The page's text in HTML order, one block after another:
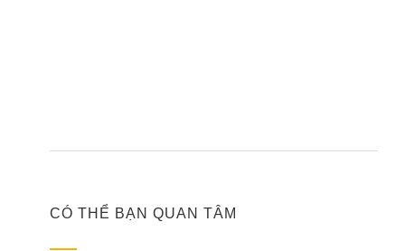
CÓ THỂ BẠN QUAN TÂM